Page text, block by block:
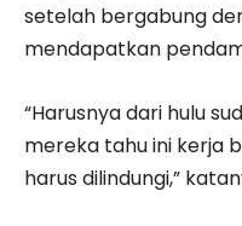
setelah bergabung
mendapatkan
“Harusnya dari hulu
mereka tahu ini kerja
harus dilindungi,”